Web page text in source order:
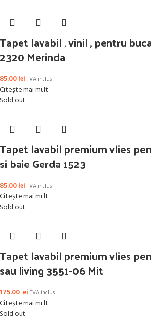
Tapet lavabil , vinil , pentru
2320 Merinda
85.00lei TVA inclus
Citește mai mult
Sold out
Tapet lavabil premium vlies
si baie Gerda 1523
85.00lei TVA inclus
Citește mai mult
Sold out
Tapet lavabil premium vlies
sau living 3551-06 Mit
175.00lei TVA inclus
Citește mai mult
Sold out